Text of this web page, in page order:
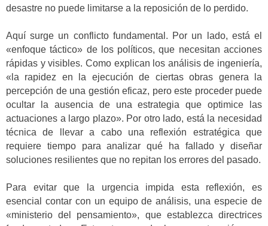
desastre no puede limitarse a la reposición de lo perdido.
Aquí surge un conflicto fundamental. Por un lado, está el
«enfoque táctico» de los políticos, que necesitan acciones
rápidas y visibles. Como explican los análisis de ingeniería,
«la rapidez en la ejecución de ciertas obras genera la
percepción de una gestión eficaz, pero este proceder puede
ocultar la ausencia de una estrategia que optimice las
actuaciones a largo plazo». Por otro lado, está la necesidad
técnica de llevar a cabo una reflexión estratégica que
requiere tiempo para analizar qué ha fallado y diseñar
soluciones resilientes que no repitan los errores del pasado.
Para evitar que la urgencia impida esta reflexión, es
esencial contar con un equipo de análisis, una especie de
«ministerio del pensamiento», que establezca directrices